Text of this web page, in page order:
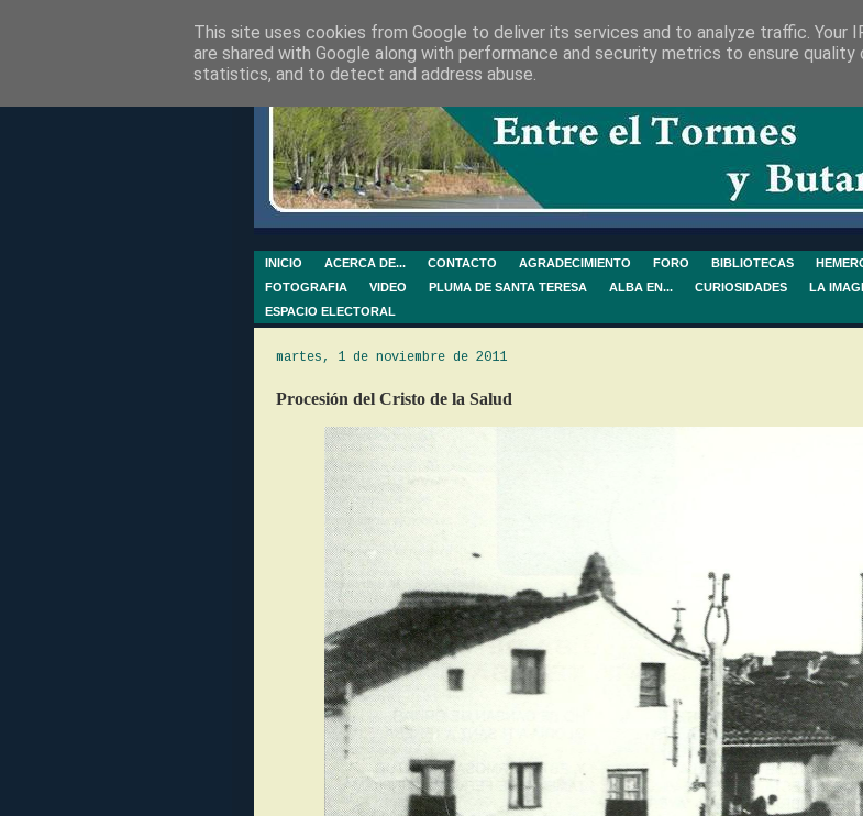
INICIO ACERCA DE... CONTACTO AGRADECIMIENTO FORO BIBLIOTECAS
FOTOGRAFIA
VIDEO PLUMA DE SANTA TERESA ALBA EN... CURIOSIDADES LA
ESPACIO ELECTORAL
martes, 1 de noviembre de 2011
Procesión del Cristo de la Salud
This site uses cookies from Google to deliver its services and to analyze traffic. Your
are shared with Google along with performance and security metrics to ensure quality
statistics, and to detect and address abuse.